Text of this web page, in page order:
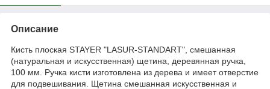
Описание
Кисть плоская STAYER "LASUR-STANDART", смешанная
(натуральная и искусственная) щетина, деревянная ручка,
100 мм. Ручка кисти изготовлена из дерева и имеет отверстие
для подвешивания. Щетина смешанная искусственная и